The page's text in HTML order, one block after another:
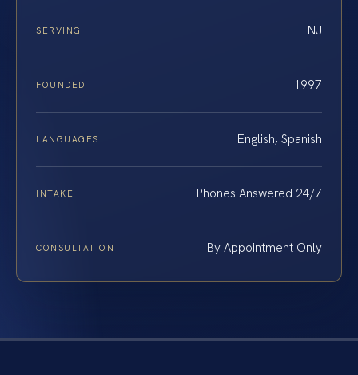
SERVING NJ
FOUNDED 1997
LANGUAGES English, Spanish
INTAKE Phones Answered 24/7
CONSULTATION By Appointment Only